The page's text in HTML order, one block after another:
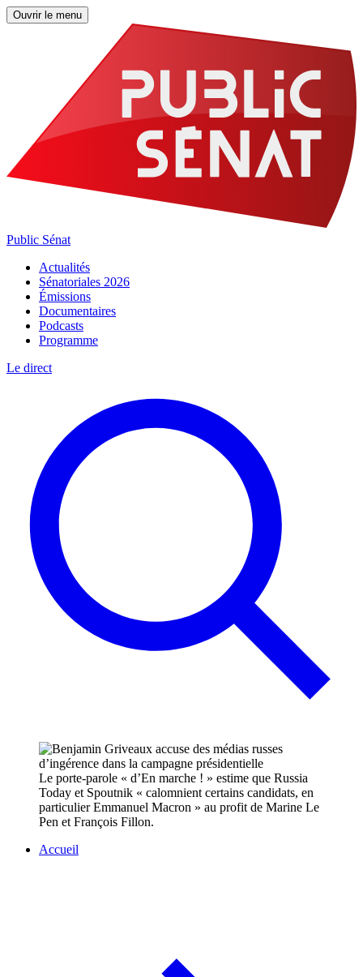
Ouvrir le menu
Public Sénat
Actualités
Sénatoriales 2026
Émissions
Documentaires
Podcasts
Programme
Le direct
Le porte-parole « d’En marche ! » estime que Russia
Today et Spoutnik « calomnient certains candidats, en
particulier Emmanuel Macron » au profit de Marine Le
Pen et François Fillon.
Accueil